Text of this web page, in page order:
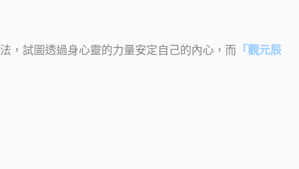
，試圖透過身心靈的力量安定自己的內心，而 「觀元辰